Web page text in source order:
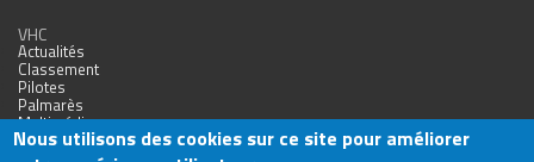
VHC
Actualités
Classement
Pilotes
Palmarès
Multimédias
Nous utilisons des cookies sur ce site pour améliorer